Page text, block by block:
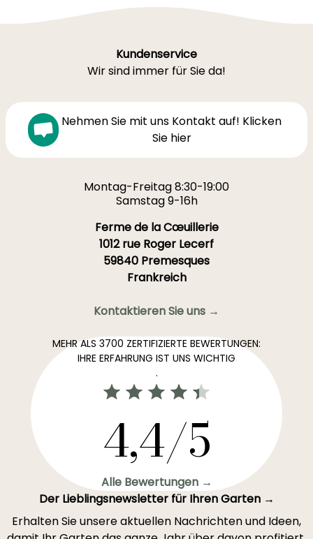
Kundenservice
Wir sind immer für Sie da!
Nehmen Sie mit uns Kontakt auf! Klicken
Sie hier
Montag-Freitag 8:30-19:00
Samstag 9-16h
Ferme de la Cœuillerie
1012 rue Roger Lecerf
59840 Premesques
Frankreich
Kontaktieren Sie uns →
MEHR ALS 3700 ZERTIFIZIERTE BEWERTUNGEN:
IHRE ERFAHRUNG IST UNS WICHTIG
.
4,4/5
Alle Bewertungen →
Der Lieblingsnewsletter für Ihren Garten →
Erhalten Sie unsere aktuellen Nachrichten und Ideen,